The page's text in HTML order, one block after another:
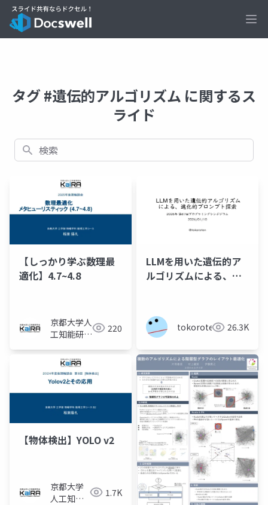
タグ #遺伝的アルゴリズム に関するス
ライド
検索
【しっかり学ぶ数理最
適化】4.7~4.8
京都大学人
工知能研究
220
LLMを用いた遺伝的ア
ルゴリズムによる、進
tokoroten 26.3K
【物体検出】YOLO v2
京都大学
人工知能
1.7K